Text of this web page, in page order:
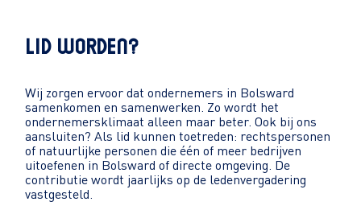
LID WORDEN?
Wij zorgen ervoor dat ondernemers in Bolsward
samenkomen en samenwerken. Zo wordt het
ondernemersklimaat alleen maar beter. Ook bij ons
aansluiten? Als lid kunnen toetreden: rechtspersonen
of natuurlijke personen die één of meer bedrijven
uitoefenen in Bolsward of directe omgeving. De
contributie wordt jaarlijks op de ledenvergadering
vastgesteld.